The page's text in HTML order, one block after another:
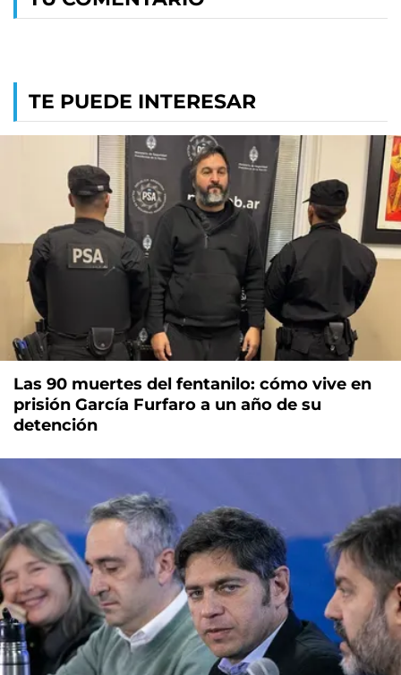
TE PUEDE INTERESAR
Las 90 muertes del fentanilo: cómo vive en
prisión García Furfaro a un año de su
detención